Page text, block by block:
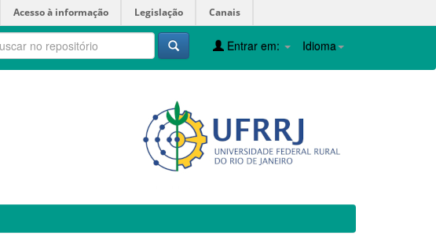
Acesso à informação Legislação Canais
Idioma
Entrar em: